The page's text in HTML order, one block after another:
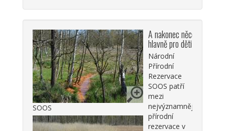
SOOS
A nakonec něco
hlavně pro děti
Národní
Přírodní
Rezervace
SOOS patří
mezi
nejvýznamnější
přírodní
rezervace v